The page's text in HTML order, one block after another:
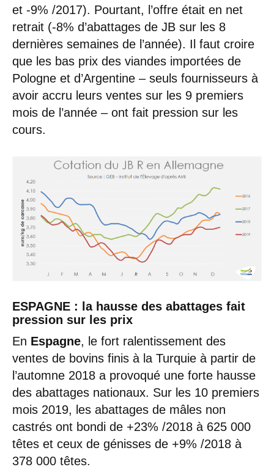
et -9% /2017). Pourtant, l’offre était en net
retrait (-8% d’abattages de JB sur les 8
dernières semaines de l’année). Il faut croire
que les bas prix des viandes importées de
Pologne et d’Argentine – seuls fournisseurs à
avoir accru leurs ventes sur les 9 premiers
mois de l’année – ont fait pression sur les
cours.
ESPAGNE : la hausse des abattages fait
pression sur les prix
En Espagne, le fort ralentissement des
ventes de bovins finis à la Turquie à partir de
l’automne 2018 a provoqué une forte hausse
des abattages nationaux. Sur les 10 premiers
mois 2019, les abattages de mâles non
castrés ont bondi de +23% /2018 à 625 000
têtes et ceux de génisses de +9% /2018 à
378 000 têtes.